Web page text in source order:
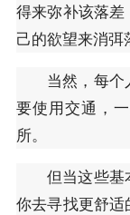
得来弥补该落
己的欲望来消弭
当然，每个
要使用交通，
所。
但当这些基
你去寻找更舒